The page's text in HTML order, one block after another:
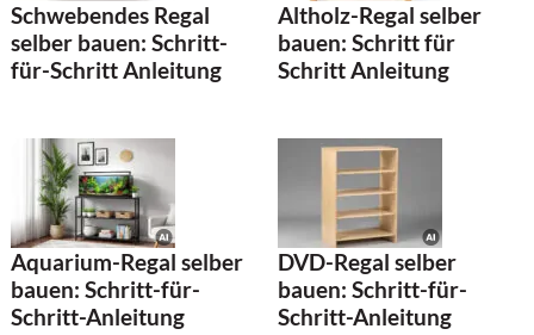
Schwebendes Regal
selber bauen: Schritt-
für-Schritt Anleitung
Altholz-Regal selber
bauen: Schritt für
Schritt Anleitung
Aquarium-Regal selber
bauen: Schritt-für-
Schritt-Anleitung
DVD-Regal selber
bauen: Schritt-für-
Schritt-Anleitung